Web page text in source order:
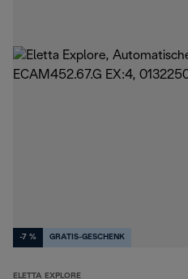
-7 % GRATIS-GESCHENK
ELETTA EXPLORE